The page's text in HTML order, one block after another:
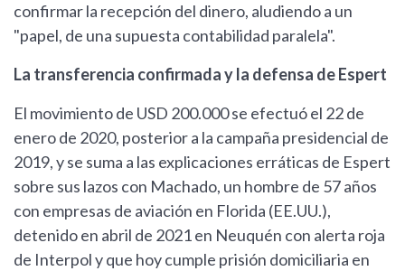
confirmar la recepción del dinero, aludiendo a un
"papel, de una supuesta contabilidad paralela".
La transferencia confirmada y la defensa de Espert
El movimiento de USD 200.000 se efectuó el 22 de
enero de 2020, posterior a la campaña presidencial de
2019, y se suma a las explicaciones erráticas de Espert
sobre sus lazos con Machado, un hombre de 57 años
con empresas de aviación en Florida (EE.UU.),
detenido en abril de 2021 en Neuquén con alerta roja
de Interpol y que hoy cumple prisión domiciliaria en